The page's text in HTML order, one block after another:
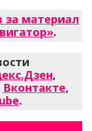
за материал
.
,
Вконтакте,
.